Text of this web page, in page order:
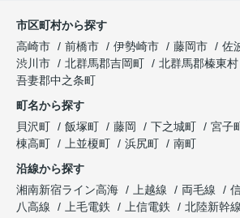
市区町村から探す
高崎市
前橋市 伊勢崎市 藤岡市
佐
渋川市
北群馬郡吉岡町 北群馬郡榛東村
吾妻郡中之条町
町名から探す
貝沢町
飯塚町 藤岡 下之城町 宮子
棟高町
上並榎町 浜尻町
南町
沿線から探す
湘南新宿ライン高海
上越線 両毛線
八高線
上毛電鉄 上信電鉄 北陸新幹線